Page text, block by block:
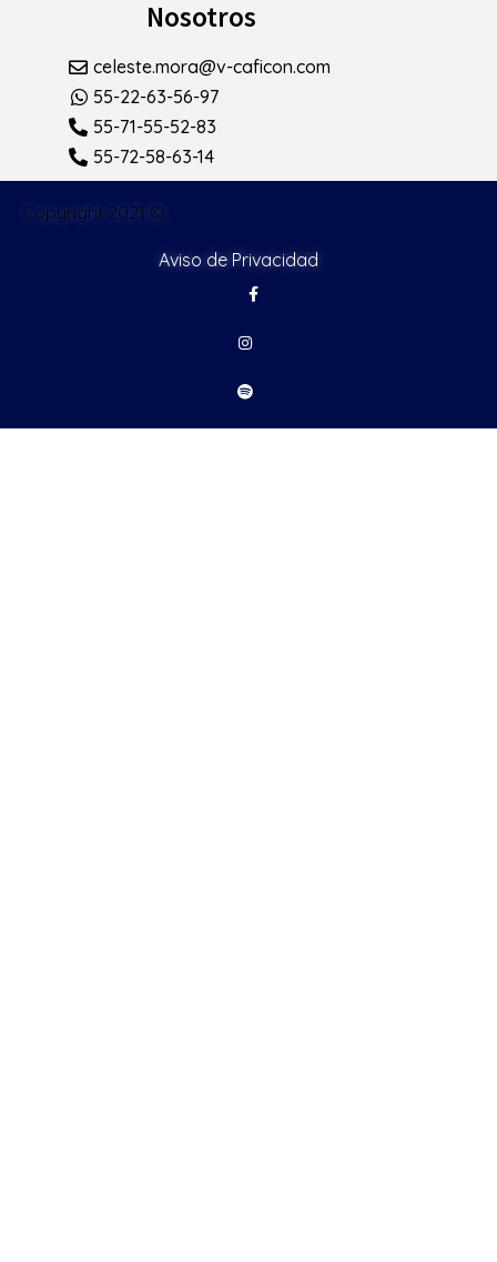
Nosotros
celeste.mora@v-caficon.com
55-22-63-56-97
55-71-55-52-83
55-72-58-63-14
Copyright 2021 ©
Aviso de Privacidad